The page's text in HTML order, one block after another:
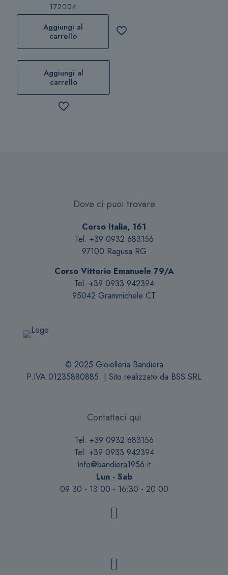
172004
Aggiungi al
carrello
Aggiungi al
carrello
Dove ci puoi trovare
Corso Italia, 161
Tel. +39 0932 683156
97100 Ragusa RG
Corso Vittorio Emanuele 79/A
Tel. +39 0933 942394
95042 Grammichele CT
© 2025 Gioielleria Bandiera
P.IVA:01235880885 | Sito realizzato da BSS SRL
Contattaci qui
Tel. +39 0932 683156
Tel. +39 0933 942394
info@bandiera1956.it
Lun - Sab
09:30 - 13:00 - 16:30 - 20:00